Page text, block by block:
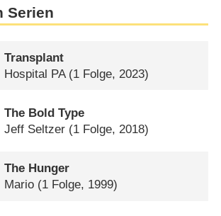
Serien
Transplant
Hospital PA (1 Folge, 2023)
The Bold Type
Jeff Seltzer (1 Folge, 2018)
The Hunger
Mario (1 Folge, 1999)